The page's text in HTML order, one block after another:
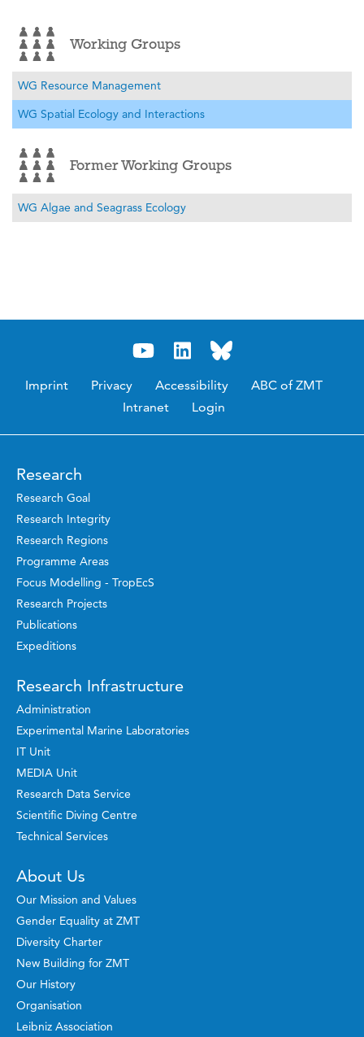
Working Groups
WG Resource Management
WG Spatial Ecology and Interactions
Former Working Groups
WG Algae and Seagrass Ecology
Imprint Privacy Accessibility
ABC of ZMT
Intranet
Login
Research
Research Goal
Research Integrity
Research Regions
Programme Areas
Focus Modelling - TropEcS
Research Projects
Publications
Expeditions
Research Infrastructure
Administration
Experimental Marine Laboratories
IT Unit
MEDIA Unit
Research Data Service
Scientific Diving Centre
Technical Services
About Us
Our Mission and Values
Gender Equality at ZMT
Diversity Charter
New Building for ZMT
Our History
Organisation
Leibniz Association